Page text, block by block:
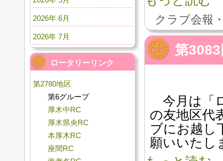
クラブ会報
第
今月は「
の友地区
ブにお越し
願いいたし
2026年 6月
2026年 7月
ロータリーリンク
第2780地区
第6グループ
厚木中RC
厚木県央RC
本厚木RC
座間RC